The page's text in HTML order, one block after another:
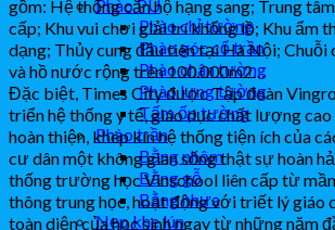
Phào PU
Phào chỉ tường
Phào góc cổ trần
Phào chân tường
Phào lưng tường
Tấm ốp tường
Phào trần
Bằng nhôm
Bằng gỗ
Bằng nhựa
Nẹp khe lún
gồm: Hệ thống căn hộ hạng sang; Trung
cấp; Khu vui chơi giải trí khổng lồ; Khu ẩm
dạng; Thủy cung đầu tiên tại Hà Nội; Chuỗi
và hồ nước rộng trên 100.000m2…
Đặc biệt, Times City được Tập đoàn
triển hệ thống y tế, giáo dục chất lượng cao
hoàn thiện, khép kín hệ thống tiện ích của
cư dân một không gian sống thật sự hoàn
thống trường học Vinschool liên cấp từ
thông trung học, hoạt động với triết lý giáo
toàn diện của học sinh ngay từ những năm